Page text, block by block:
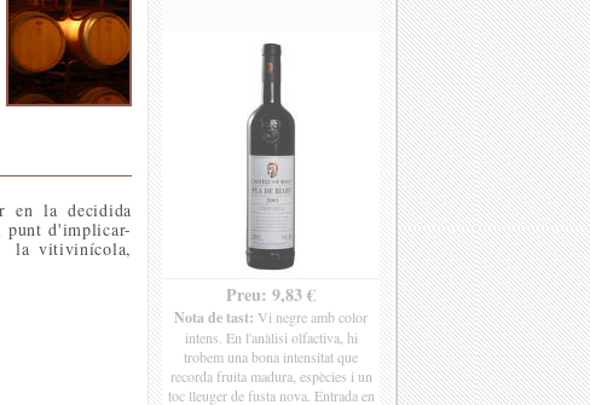
en la decidida
punt d'implicar-
la vitivinícola,
Preu: 9,83 €
Nota de tast: Vi negre amb color
intens. En l'anàlisi olfactiva, hi
trobem una bona intensitat que
recorda fruita madura, espècies i un
toc lleuger de fusta nova. Entrada en